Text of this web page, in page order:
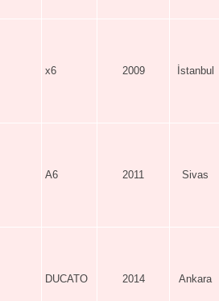
x6 2009 İstanbul
A6 2011 Sivas
DUCATO 2014 Ankara